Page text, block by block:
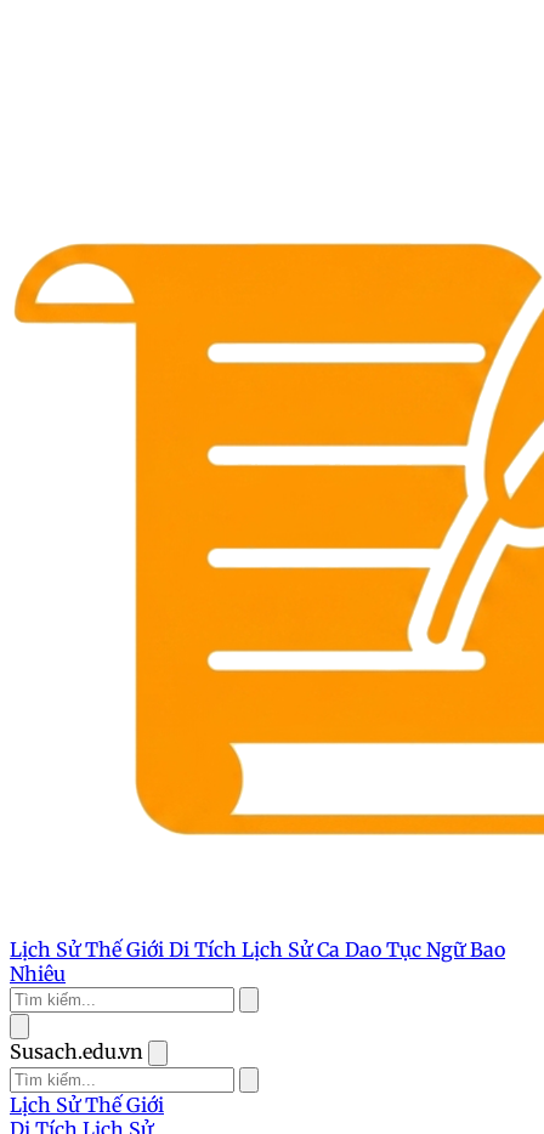
Lịch Sử Thế Giới Di Tích Lịch SửCa Dao Tục NgữBao
Nhiêu
Susach.edu.vn
Lịch Sử Thế Giới
Di Tích Lịch Sử